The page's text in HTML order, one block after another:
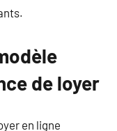
de loyer
en ligne